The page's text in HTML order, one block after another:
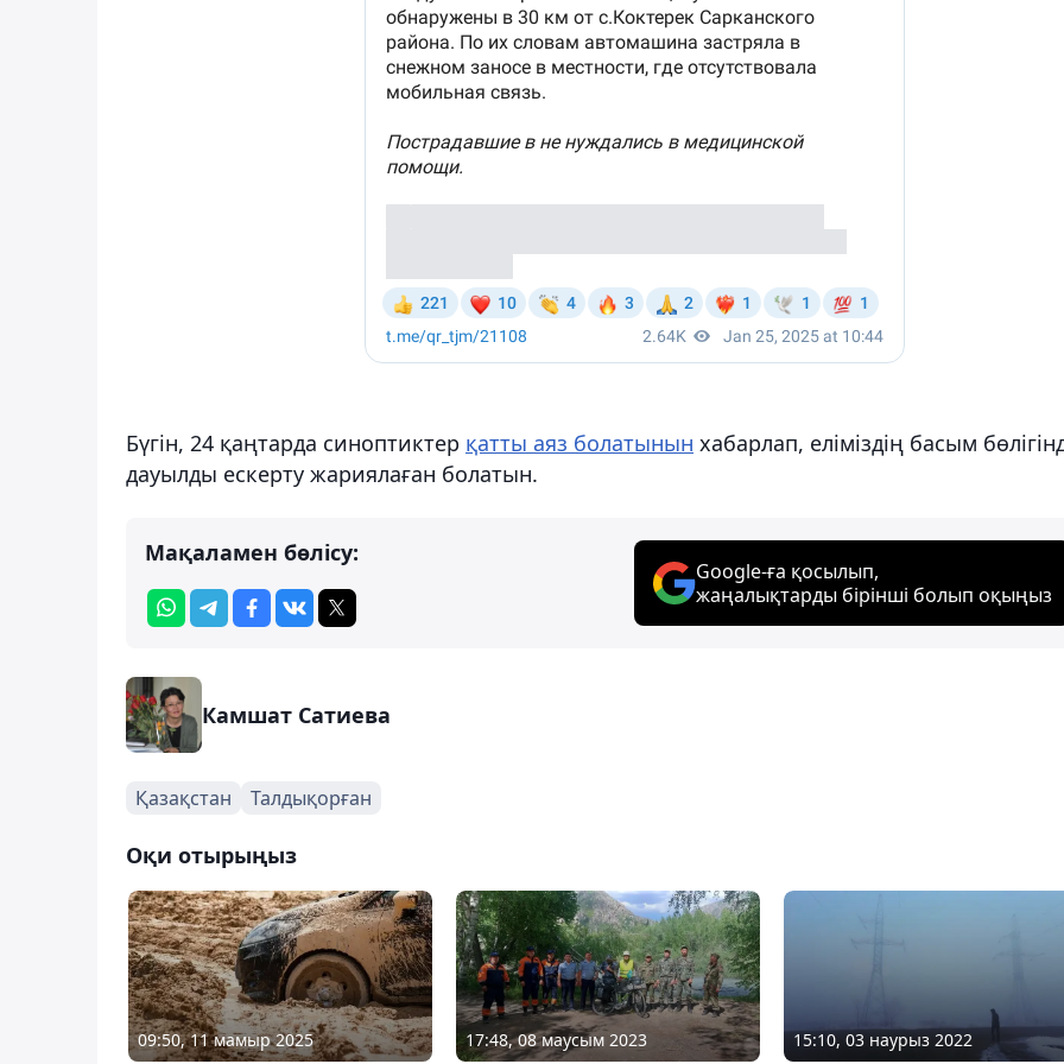
Бүгін, 24 қаңтарда синоптиктер қатты аяз болатынын хабарлап, еліміздің басым
дауылды ескерту жариялаған болатын.
Мақаламен бөлісу:
Google-ға қосылып,
жаңалықтарды бірінші болып оқыңыз
Камшат Сатиева
Қазақстан Талдықорған
Оқи отырыңыз
09:50, 11 мамыр 2025 17:48, 08 маусым 2023 15:10, 03 наурыз 2022